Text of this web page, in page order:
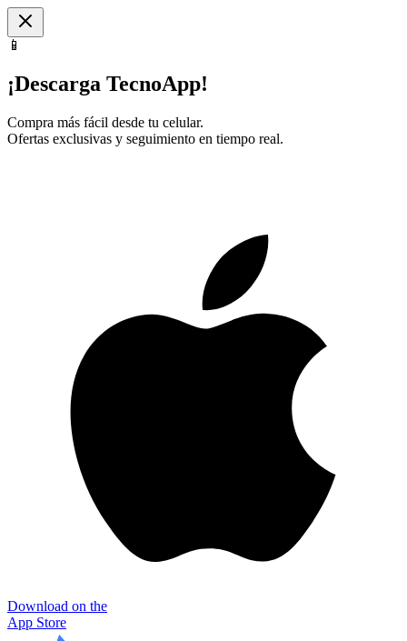
📱
¡Descarga TecnoApp!
Compra más fácil desde tu celular.
Ofertas exclusivas y seguimiento en tiempo real.
Download on the
App Store